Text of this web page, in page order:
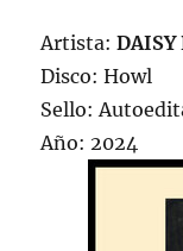
Artista:
Disco: Howl
Sello:
Año: 2024